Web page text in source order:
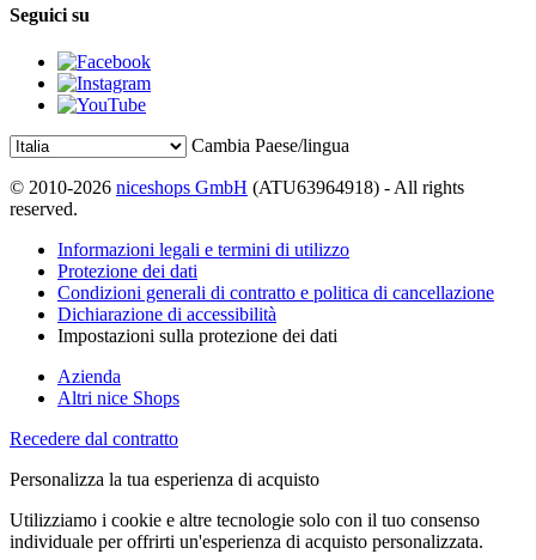
Seguici su
Cambia Paese/lingua
© 2010-2026 niceshops GmbH (ATU63964918) - All rights
reserved.
Informazioni legali e termini di utilizzo
Protezione dei dati
Condizioni generali di contratto e politica di cancellazione
Dichiarazione di accessibilità
Impostazioni sulla protezione dei dati
Azienda
Altri nice Shops
Recedere dal contratto
Personalizza la tua esperienza di acquisto
Utilizziamo i cookie e altre tecnologie solo con il tuo consenso
individuale per offrirti un'esperienza di acquisto personalizzata.